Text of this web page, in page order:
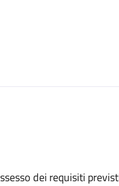
dei requisiti